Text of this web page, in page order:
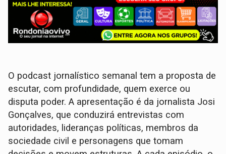
O podcast jornalístico semanal tem a proposta de
escutar, com profundidade, quem exerce ou
disputa poder. A apresentação é da jornalista Josi
Gonçalves, que conduzirá entrevistas com
autoridades, lideranças políticas, membros da
sociedade civil e personagens que tomam